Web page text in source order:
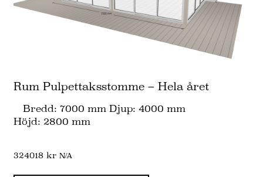
Rum Pulpettaksstomme – Hela året
Bredd: 7000 mm Djup: 4000 mm
Höjd: 2800 mm
324018kr N/A